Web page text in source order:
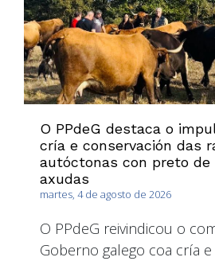
O PPdeG destaca o
cría e conservación das
autóctonas con preto de
axudas
martes, 4 de agosto de 2026
O PPdeG reivindicou o
Goberno galego coa cría